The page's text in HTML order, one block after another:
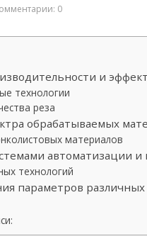
0
и
технологии
реза
обрабатываемых
материалов
автоматизации
технологий
параметров